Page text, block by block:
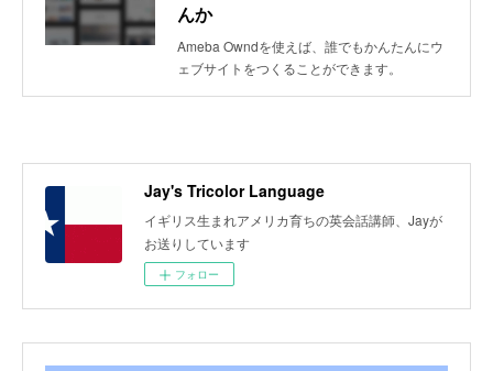
んか
Ameba Owndを使えば、誰でもかんたんにウ
ェブサイトをつくることができます。
Jay's Tricolor Language
イギリス生まれアメリカ育ちの英会話講師、Jayが
お送りしています
フォロー